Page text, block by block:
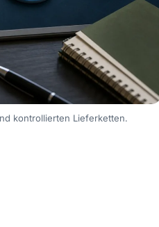
kontrollierten Lieferketten.